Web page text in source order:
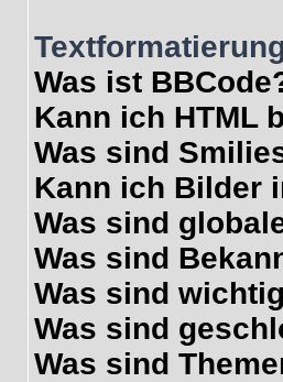
Was ist
Kann ich HTML
Was sind
Kann ich Bilder
Was sind
Was sind
Was sind
Was sind
Was sind